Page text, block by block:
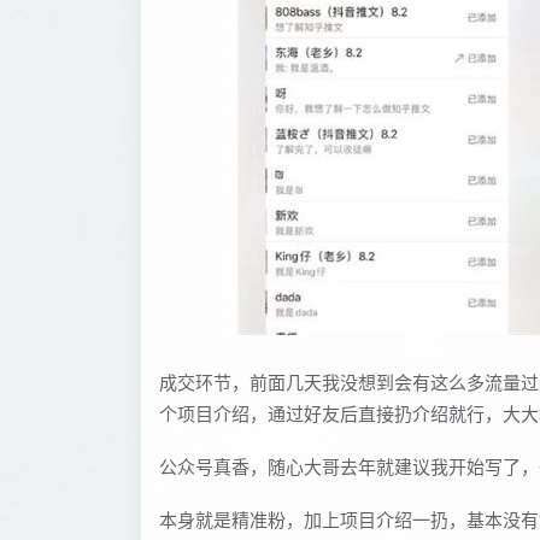
成交环节，前面几天我没想到会有这么多流量
个项目介绍，通过好友后直接扔介绍就行，大
公众号真香，随心大哥去年就建议我开始写了
本身就是精准粉，加上项目介绍一扔，基本没